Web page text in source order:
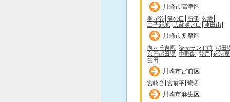
川崎市高津区
梶が谷 溝の口 高津 久地
二子新地 武蔵溝ノ口 津田山
川崎市多摩区
向ヶ丘遊園 読売ランド前 稲田
京王稲田堤 中野島 登戸 宿河原
生田
川崎市宮前区
宮崎台 宮前平 鷺沼
川崎市麻生区